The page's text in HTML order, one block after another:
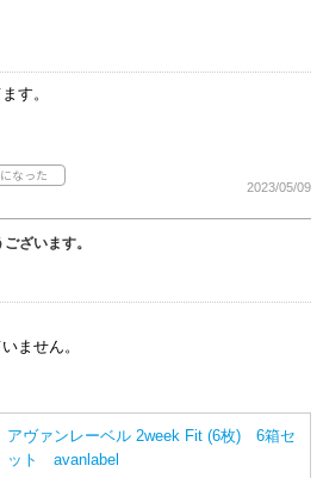
す。
2023/05/09
ざいます。
ません。
アヴァンレーベル 2week Fit (6枚) 6箱セ
ット avanlabel